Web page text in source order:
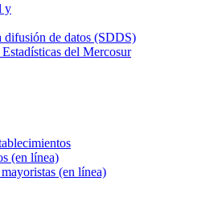
y
difusión de datos (SDDS)
del Mercosur
(en línea)
(en línea)